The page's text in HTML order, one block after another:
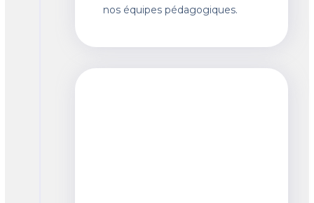
nos équipes pédagogiques.